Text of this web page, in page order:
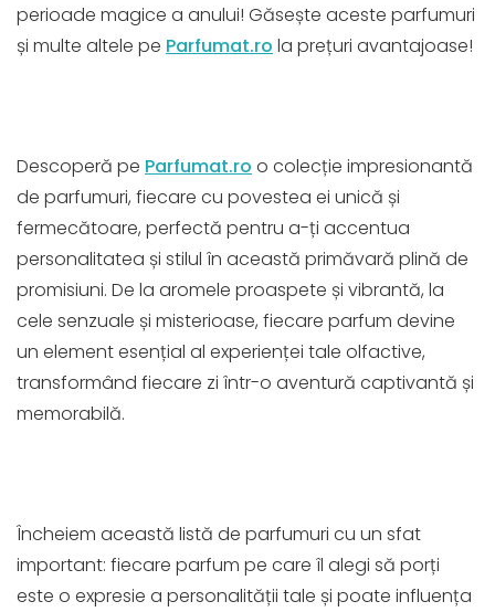
perioade magice a anului! Găsește aceste parfumuri
și multe altele pe Parfumat.ro la prețuri avantajoase!
Descoperă pe Parfumat.ro o colecție impresionantă
de parfumuri, fiecare cu povestea ei unică și
fermecătoare, perfectă pentru a-ți accentua
personalitatea și stilul în această primăvară plină de
promisiuni. De la aromele proaspete și vibrantă, la
cele senzuale și misterioase, fiecare parfum devine
un element esențial al experienței tale olfactive,
transformând fiecare zi într-o aventură captivantă și
memorabilă.
Încheiem această listă de parfumuri cu un sfat
important: fiecare parfum pe care îl alegi să porți
este o expresie a personalității tale și poate influența